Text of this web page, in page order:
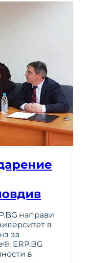
направи
в
за
ERP.BG
в